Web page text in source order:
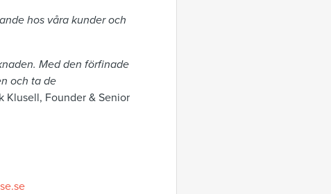
hos våra kunder och
Med den förfinade
och ta de
Klusell, Founder & Senior